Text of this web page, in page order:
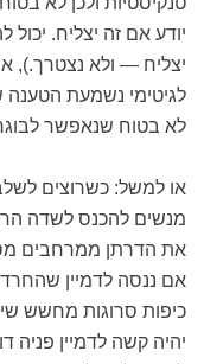
יודע אם זה יצליח. יכול
יצליח — ולא נצטרך.),
לגיטימי נשמעת הטענה
לא בטוח שנאפשר
או למשל: כשרוצים
מנשים להכנס לשדה
את הדרתן ממרחבים
אם ננסה לדמיין
כיפות סרוגות מחשש
יהיה קשה לדמיין